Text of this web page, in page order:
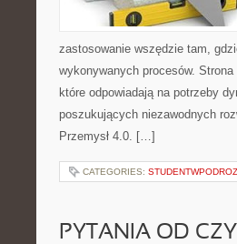
zastosowanie wszędzie tam,
wykonywanych procesów.
które odpowiadają na potrzeby
poszukujących niezawodnych
Przemysł 4.0. […]
CATEGORIES:
PYTANIA OD